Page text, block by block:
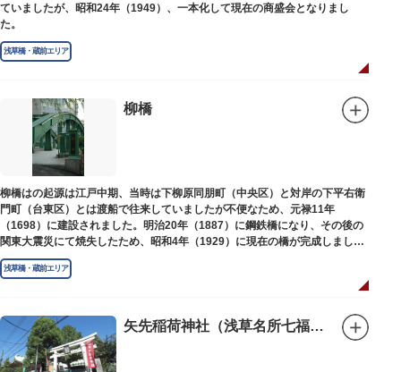
ていましたが、昭和24年（1949）、一本化して現在の商盛会となりまし
た。
浅草橋・蔵前エリア
柳橋
柳橋はの起源は江戸中期、当時は下柳原同朋町（中央区）と対岸の下平右衛
門町（台東区）とは渡船で往来していましたが不便なため、元禄11年
（1698）に建設されました。明治20年（1887）に鋼鉄橋になり、その後の
関東大震災にて焼失したため、昭和4年（1929）に現在の橋が完成しまし
た。
浅草橋・蔵前エリア
矢先稲荷神社（浅草名所七福神 福禄寿）